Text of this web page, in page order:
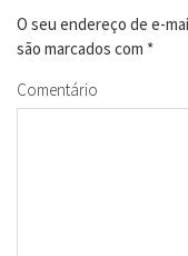
O seu endereço de e-
são marcados com *
Comentário